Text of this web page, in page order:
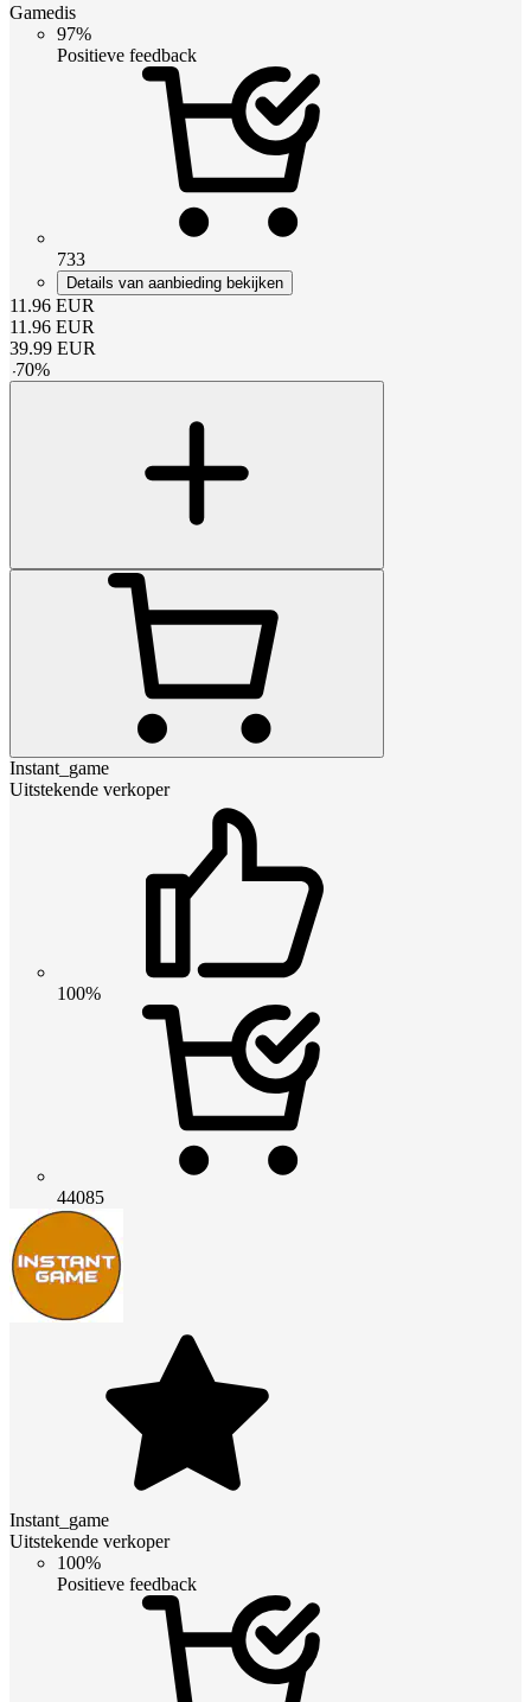
Gamedis
97%
Positieve feedback
733
Details van aanbieding bekijken
11.96 EUR
11.96 EUR
39.99 EUR
-70%
Instant_game
Uitstekende verkoper
100%
44085
Instant_game
Uitstekende verkoper
100%
Positieve feedback